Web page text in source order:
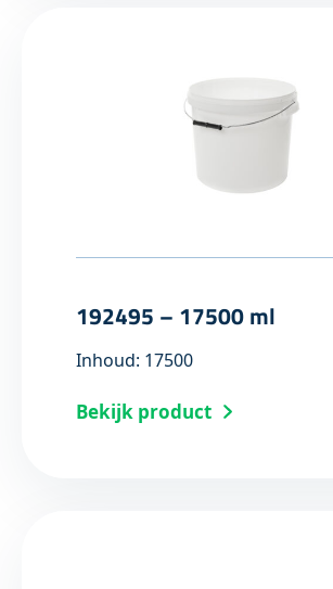
192495 – 17500 ml
Inhoud: 17500
Bekijk product